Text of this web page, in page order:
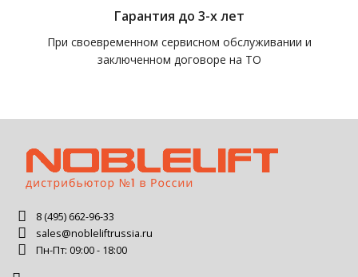
Гарантия до 3-х лет
При своевременном сервисном обслуживании и
заключенном договоре на ТО
8 (495) 662-96-33
sales@nobleliftrussia.ru
Пн-Пт: 09:00 - 18:00